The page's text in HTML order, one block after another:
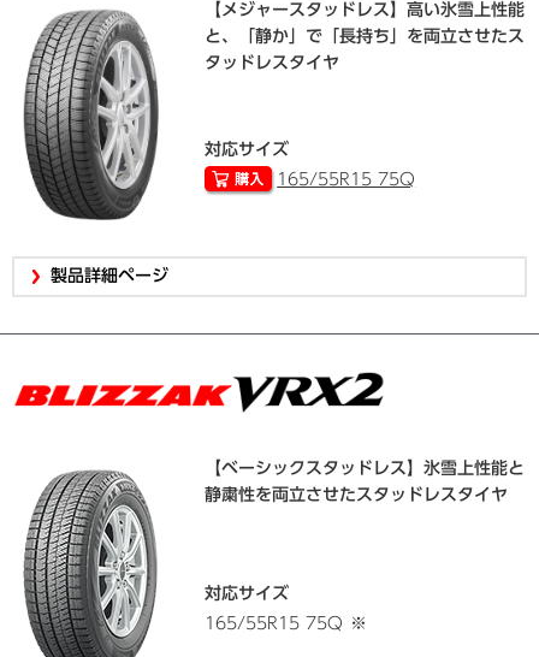
【メジャースタッドレス】高い氷雪上性能
と、「静か」で「長持ち」を両立させたス
タッドレスタイヤ
対応サイズ
165/55R15 75Q
製品詳細ページ
【ベーシックスタッドレス】氷雪上性能と
静粛性を両立させたスタッドレスタイヤ
対応サイズ
165/55R15 75Q
※